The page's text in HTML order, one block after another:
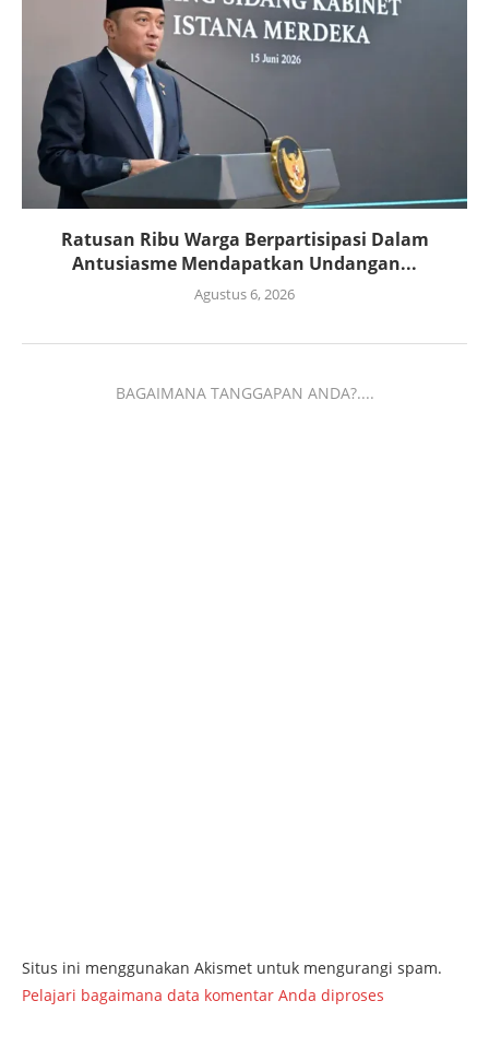
Ratusan Ribu Warga Berpartisipasi Dalam
Antusiasme Mendapatkan Undangan...
Agustus 6, 2026
BAGAIMANA TANGGAPAN ANDA?....
Situs ini menggunakan Akismet untuk mengurangi spam.
Pelajari bagaimana data komentar Anda diproses